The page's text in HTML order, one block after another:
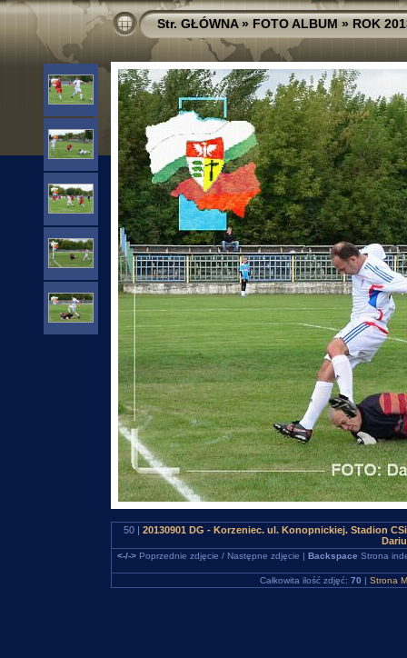
Str. GŁÓWNA»FOTO ALBUM»ROK
50 | 20130901 DG - Korzeniec. ul. Konopnickiej. Stadion
<-/->Poprzednie zdjęcie / Następne zdjęcie | Backspace Strona
Całkowita ilość zdjęć: 70 | Strona